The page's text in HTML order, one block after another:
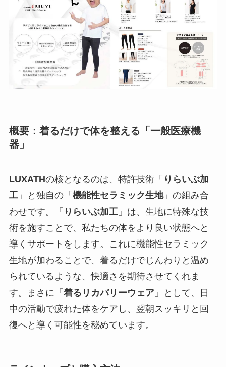
概要：着るだけで体を整える「一般医療機
器」
LUXATHの核となるのは、特許技術「 りらいぶ加
工」と独自の「 機能性セラミック生地」の組み合
わせです。「 りらいぶ加工」は、生地に特殊な技
術を施すことで、私たちの体をより良い状態へと
導くサポートをします。これに機能性セラミック
生地が加わることで、着るだけでじんわりと温め
られているような、快適さを期待させてくれま
す。まさに「 着るリカバリーウェア」として、日
中の活動で疲れた体をケアし、翌朝スッキリと回
復へと導く可能性を秘めています。